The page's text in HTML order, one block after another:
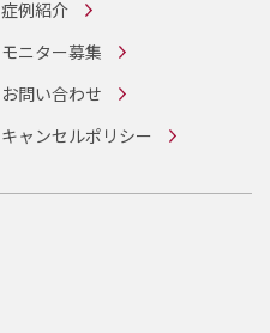
症例紹介
モニター募集
お問い合わせ
キャンセルポリシー